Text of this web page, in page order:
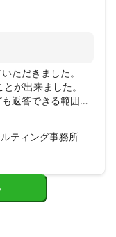
ただきました。
が出来ました。
返答できる範囲は
かってしまいまし
は大丈夫ですが、
前でした。
参考下さい。
ティング事務所